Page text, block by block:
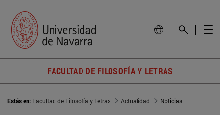
FACULTAD DE FILOSOFÍA Y LETRAS
Estás en: Facultad de Filosofía y Letras Actualidad Noticias